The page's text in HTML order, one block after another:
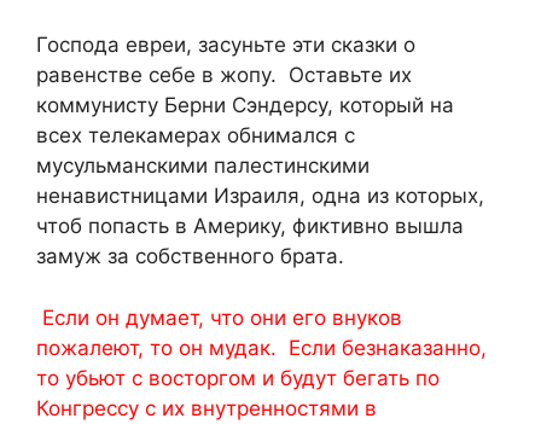
Господа евреи, засуньте эти сказки о
равенстве себе в жопу. Оставьте их
коммунисту Берни Сэндерсу, который на
всех телекамерах обнимался с
мусульманскими палестинскими
ненавистницами Израиля, одна из которых,
чтоб попасть в Америку, фиктивно вышла
замуж за собственного брата.
Если он думает, что они его внуков
пожалеют, то он мудак. Если безнаказанно,
то убьют с восторгом и будут бегать по
Конгрессу с их внутренностями в